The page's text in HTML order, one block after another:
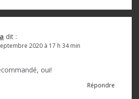
dit :
2020 à 17 h 34 min
oui!
Répondre